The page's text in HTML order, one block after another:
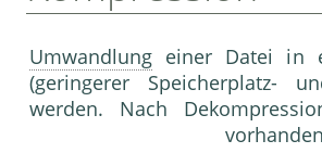
Umwandlung einer Datei in
(geringerer Speicherplatz-
werden. Nach